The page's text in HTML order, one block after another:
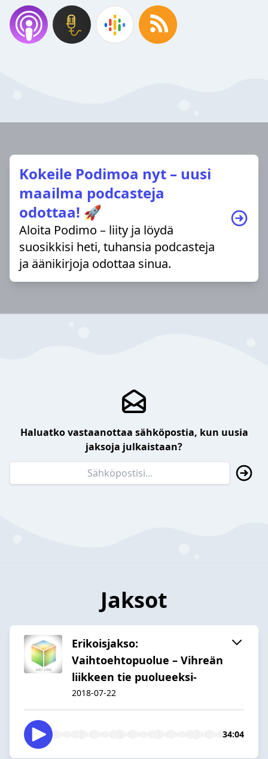
Kokeile Podimoa nyt – uusi
maailma podcasteja
odottaa! 🚀
Aloita Podimo – liity ja löydä
suosikkisi heti, tuhansia podcasteja
ja äänikirjoja odottaa sinua.
Haluatko vastaanottaa sähköpostia, kun uusia
jaksoja julkaistaan?
Jaksot
Erikoisjakso:
Vaihtoehtopuolue – Vihreän
liikkeen tie puolueeksi-
2018-07-22
34:04